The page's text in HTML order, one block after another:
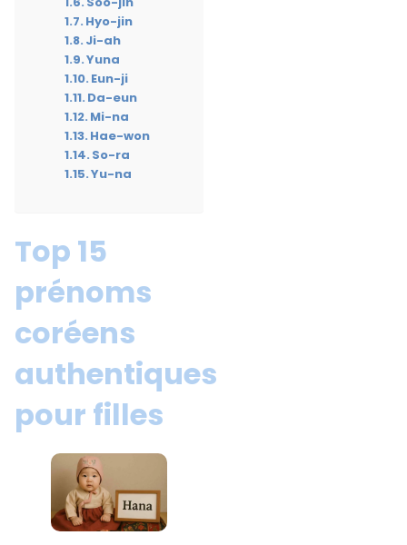
Hyo-jin
Ji-ah
Yuna
Eun-ji
Da-eun
Mi-na
Hae-won
So-ra
Yu-na
Top 15
prénoms
coréens
authentiques
pour filles